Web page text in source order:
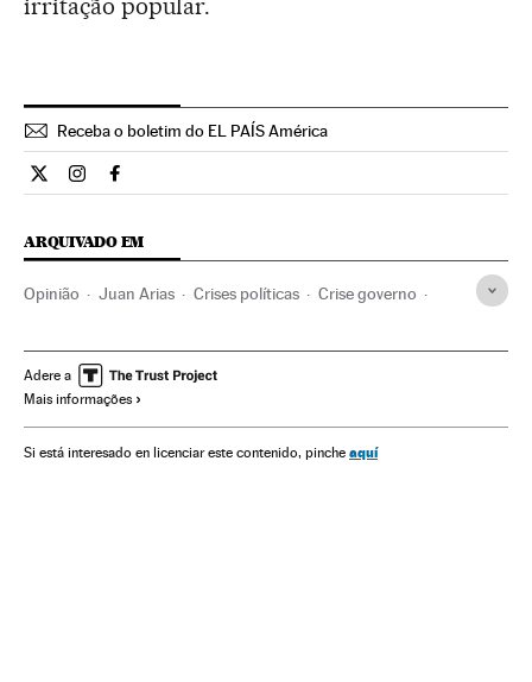
irritação popular.
Receba o boletim do EL PAÍS América
Opiniao El País Brasil en Twitter
Opiniao El País Brasil en Instagram
Opiniao El País Brasil en Facebook
ARQUIVADO EM
Opinião Juan Arias Crises políticas Crise governo
Recessão econômica Brasil
Conjuntura econômica
América do Sul América Latina Governo Brasil
Adere a
Mais informações
Si está interesado en licenciar este contenido, pinche aquí